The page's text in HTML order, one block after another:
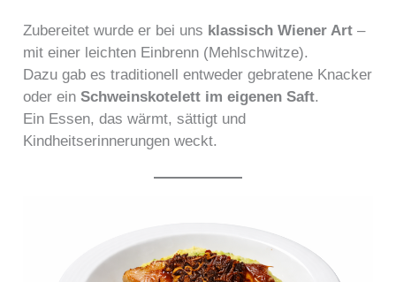
Zubereitet wurde er bei uns klassisch Wiener Art –
mit einer leichten Einbrenn (Mehlschwitze).
Dazu gab es traditionell entweder gebratene Knacker
oder einSchweinskotelett im eigenen Saft.
Ein Essen, das wärmt, sättigt und
Kindheitserinnerungen weckt.